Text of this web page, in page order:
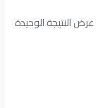
عرض النتيجة الوحيدة